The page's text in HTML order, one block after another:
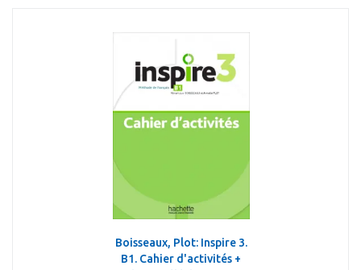
Boisseaux, Plot: Inspire 3.
B1. Cahier d'activités +